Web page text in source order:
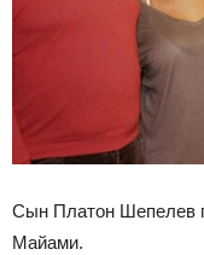
Сын Платон Шепелев
Майами.